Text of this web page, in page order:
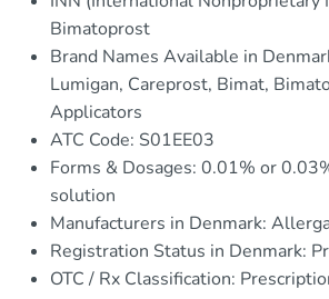
Bimatoprost
Brand Names Available in
Lumigan, Careprost, Bimat,
Applicators
ATC Code: S01EE03
Forms & Dosages: 0.01% or
solution
Manufacturers in Denmark:
Registration Status in Denmark:
OTC / Rx Classification: